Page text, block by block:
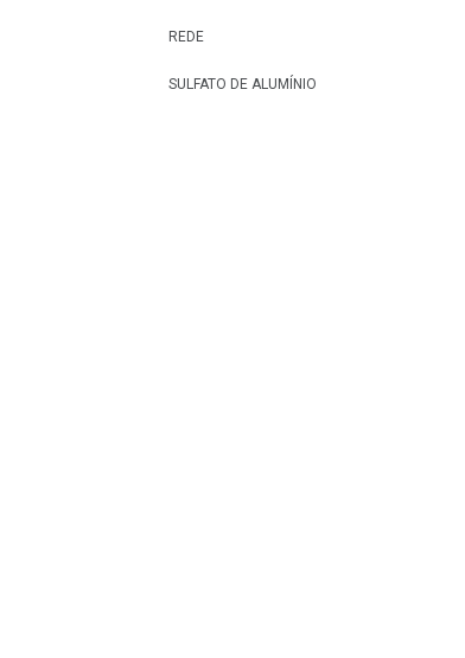
REDE
SULFATO DE ALUMÍNIO